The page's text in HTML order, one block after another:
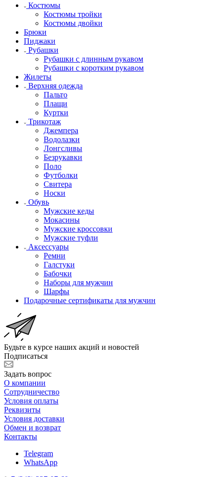
Костюмы
Костюмы тройки
Костюмы двойки
Брюки
Пиджаки
Рубашки
Рубашки с длинным рукавом
Рубашки с коротким рукавом
Жилеты
Верхняя одежда
Пальто
Плащи
Куртки
Трикотаж
Джемпера
Водолазки
Лонгсливы
Безрукавки
Поло
Футболки
Свитера
Носки
Обувь
Мужские кеды
Мокасины
Мужские кроссовки
Мужские туфли
Аксессуары
Ремни
Галстуки
Бабочки
Наборы для мужчин
Шарфы
Подарочные сертификаты для мужчин
Будьте в курсе наших акций и новостей
Подписаться
Задать вопрос
О компании
Сотрудничество
Условия оплаты
Реквизиты
Условия доставки
Обмен и возврат
Контакты
Telegram
WhatsApp